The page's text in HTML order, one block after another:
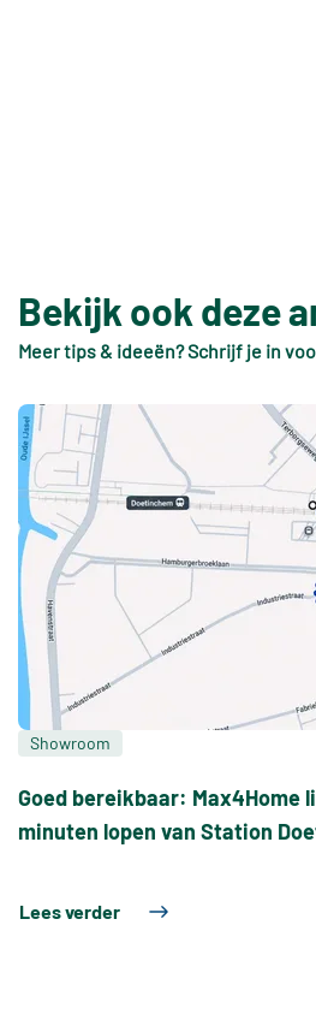
Bekijk ook deze
Meer tips & ideeën? Schrijf je in
Showroom
Goed bereikbaar: Max4Home
minuten lopen van Station
Lees verder